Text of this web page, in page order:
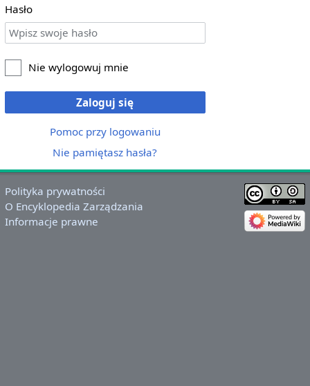
Hasło
Nie wylogowuj mnie
Zaloguj się
Pomoc przy logowaniu
Nie pamiętasz hasła?
Polityka prywatności
O Encyklopedia Zarządzania
Informacje prawne